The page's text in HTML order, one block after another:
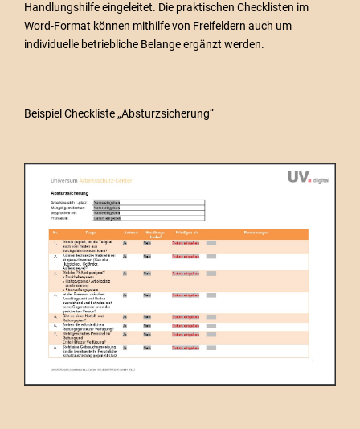
Handlungshilfe eingeleitet. Die praktischen Checklisten im
Word-Format können mithilfe von Freifeldern auch um
individuelle betriebliche Belange ergänzt werden.
Beispiel Checkliste „Absturzsicherung“